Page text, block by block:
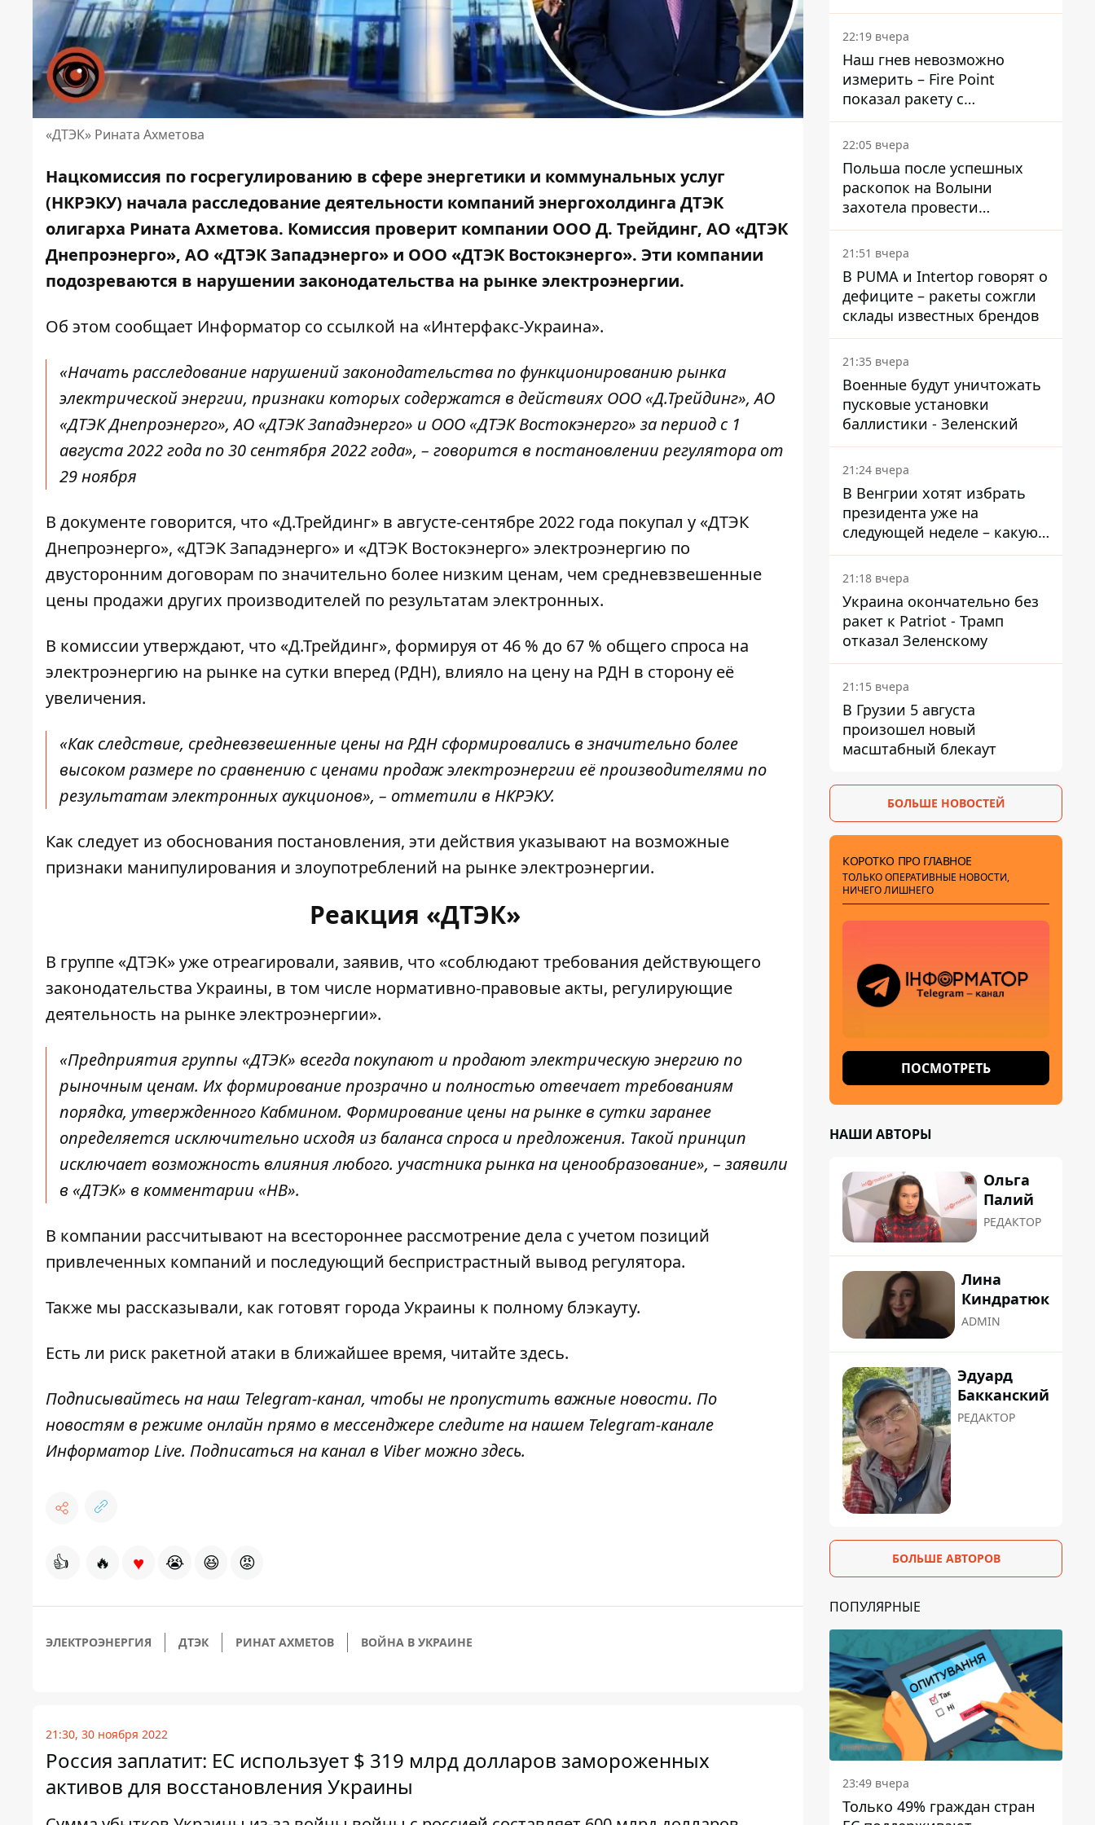
«ДТЭК» Рината Ахметова
Нацкомиссия по госрегулированию в сфере энергетики и коммунальных услуг
(НКРЭКУ) начала расследование деятельности компаний энергохолдинга ДТЭК
олигарха Рината Ахметова. Комиссия проверит компании ООО Д. Трейдинг, АО «ДТЭК
Днепроэнерго», АО «ДТЭК Западэнерго» и ООО «ДТЭК Востокэнерго». Эти компании
подозреваются в нарушении законодательства на рынке электроэнергии.
Об этом сообщает Информатор со ссылкой на «Интерфакс-Украина».
«Начать расследование нарушений законодательства по функционированию рынка
электрической энергии, признаки которых содержатся в действиях ООО «Д.Трейдинг», АО
«ДТЭК Днепроэнерго», АО «ДТЭК Западэнерго» и ООО «ДТЭК Востокэнерго» за период с 1
августа 2022 года по 30 сентября 2022 года», – говорится в постановлении регулятора от
29 ноября
В документе говорится, что «Д.Трейдинг» в августе-сентябре 2022 года покупал у «ДТЭК
Днепроэнерго», «ДТЭК Западэнерго» и «ДТЭК Востокэнерго» электроэнергию по
двусторонним договорам по значительно более низким ценам, чем средневзвешенные
цены продажи других производителей по результатам электронных.
В комиссии утверждают, что «Д.Трейдинг», формируя от 46 % до 67 % общего спроса на
электроэнергию на рынке на сутки вперед (РДН), влияло на цену на РДН в сторону её
увеличения.
«Как следствие, средневзвешенные цены на РДН сформировались в значительно более
высоком размере по сравнению с ценами продаж электроэнергии её производителями по
результатам электронных аукционов», – отметили в НКРЭКУ.
Как следует из обоснования постановления, эти действия указывают на возможные
признаки манипулирования и злоупотреблений на рынке электроэнергии.
Реакция «ДТЭК»
В группе «ДТЭК» уже отреагировали, заявив, что «соблюдают требования действующего
законодательства Украины, в том числе нормативно-правовые акты, регулирующие
деятельность на рынке электроэнергии».
«Предприятия группы «ДТЭК» всегда покупают и продают электрическую энергию по
рыночным ценам. Их формирование прозрачно и полностью отвечает требованиям
порядка, утвержденного Кабмином. Формирование цены на рынке в сутки заранее
определяется исключительно исходя из баланса спроса и предложения. Такой принцип
исключает возможность влияния любого. участника рынка на ценообразование», – заявили
в «ДТЭК» в комментарии «НВ».
В компании рассчитывают на всестороннее рассмотрение дела с учетом позиций
привлеченных компаний и последующий беспристрастный вывод регулятора.
Также мы рассказывали, как готовят города Украины к полному блэкауту.
Есть ли риск ракетной атаки в ближайшее время, читайтездесь.
Подписывайтесь на наш Telegram-канал, чтобы не пропустить важные новости. По
новостям в режиме онлайн прямо в мессенджере следите на нашем Telegram-канале
Информатор Live. Подписаться на канал в Viber можноздесь.
👍 🔥 ♥ 😭 😆 😡
ЭЛЕКТРОЭНЕРГИЯ ДТЭК РИНАТ АХМЕТОВ ВОЙНА В УКРАИНЕ
21:30, 30 ноября 2022
Россия заплатит: ЕС использует $ 319 млрд долларов замороженных
активов для восстановления Украины
раскрыли детали
22:19 вчера
Наш гнев невозможно
измерить – Fire Point
показал ракету с
загадочной отметкой 723
22:05 вчера
Польша после успешных
раскопок на Волыни
захотела провести
эксгумацию в новых местах
21:51 вчера
В PUMA и Intertop говорят о
дефиците – ракеты сожгли
склады известных брендов
21:35 вчера
Военные будут уничтожать
пусковые установки
баллистики - Зеленский
21:24 вчера
В Венгрии хотят избрать
президента уже на
следующей неделе – какую
дату предлагают
21:18 вчера
Украина окончательно без
ракет к Patriot - Трамп
отказал Зеленскому
21:15 вчера
В Грузии 5 августа
произошел новый
масштабный блекаут
БОЛЬШЕ НОВОСТЕЙ
КОРОТКО ПРО ГЛАВНОЕ
ТОЛЬКО ОПЕРАТИВНЫЕ НОВОСТИ,
НИЧЕГО ЛИШНЕГО
ПОСМОТРЕТЬ
НАШИ АВТОРЫ
Ольга
Палий
РЕДАКТОР
Лина
Киндратюк
ADMIN
Эдуард
Бакканский
РЕДАКТОР
БОЛЬШЕ АВТОРОВ
ПОПУЛЯРНЫЕ
23:49 вчера
Только 49% граждан стран